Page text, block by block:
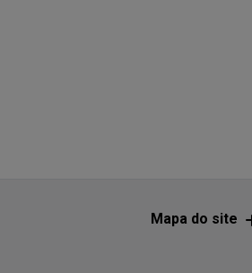
Mapa do site